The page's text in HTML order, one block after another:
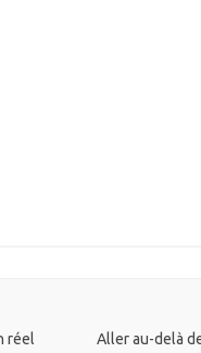
réel Aller au-delà